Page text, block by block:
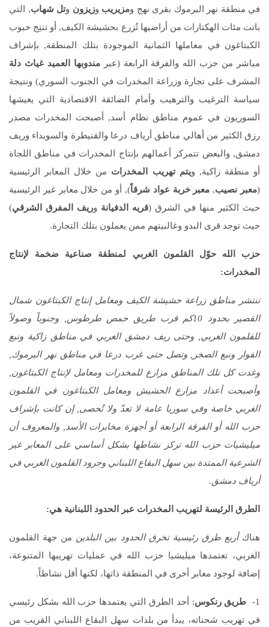
في منطقة نهر اليرموك بقرى نهج ومزيريب وزيزون وتل شهاب, التي
باتت مئات الهكتارات من أراضيها تُزرع بحشيشة الكيف, أو تنتِج حبوب
الكبتاغون في معاملها الثمانية الموجودة بتلك المنطقة, بإشراف
مباشر من حزب الله والفرقة الرابعة (عبرمندوبها العميد غياث دلة
المشرف على تجارة وزراعة المخدرات في الجنوب السوري) ونتيجة
سياسة الترغيب والترهيب وأمام الضائقة الاقتصادية التي يعيشها
السوريون في عموم مناطق نظام أسد, أصبحت المخدرات مصدر
رزق الكثير من أهالي مناطق أرياف درعا والقنيطرة والسويداء وريف
دمشق, والبعض تتمركز أعمالهم بإنتاج المخدرات في مناطق اللجاة
أو منطقة زاكية, ويتم تهريب المخدرات من خلال المعابر الرئيسية
(معبر نصيب, معبر خربة عواد شرقاً), أو من خلال معابر غير الرئيسية
حيث الكثير منها في الشرق (قريه الدفيانة وريف المفرق الشرقي)
حيث توجد قرى البدو وغالبيتهم ممن يعملون بتلك التجارة.
حزب الله حوّل القلمون الغربي لمنطقة صناعية ضخمة لإنتاج
المخدرات:
تنتشر مناطق زراعة حشيشة الكيف ومعامل إنتاج الكبتاغون شمال
القصير بحدود 10كم قرب طريق حمص طرطوس, وجنوباً وصولاً
للقلمون الغربي, وحتى ريف دمشق الغربي في مناطق زاكية ونبع
الفوار ونبع الصخر, وتصل حتى غرب درعا في مناطق نهر اليرموك,
وغدت كل تلك المناطق مزارع للمخدرات ومعامل لإنتاج الكبتاغون,
وأصبحت أعداد مزارع الحشيش ومعامل الكبتاغون في القلمون
الغربي خاصة وفي سوريا عامة لا تعدّ ولا تُحصى, إن كانت بإشراف
حزب الله أو الفرقة الرابعة أو أجهزة مخابرات الأسد, والمعروف أن
ميليشيات حزب الله تركز نشاطها بشكل أساسي على المعابر غير
الشرعية الممتدة بين سهل البقاع اللبناني وجرود القلمون الغربي في
أرياف دمشق.
الطرق الرئيسة لتهريب المخدرات عبر الحدود اللبنانية هي:
هناكأربع طرق رئيسية تخرق الحدود بين البلدين من جهة القلمون
الغربي، تعتمدها ميليشيا حزب الله في عمليات تهريبها المتنوعة،
إضافة لوجود معابر أخرى في المنطقة ذاتها، لكنها أقل نشاطاً.
1- طريق رنكوس: أحد الطرق التي يعتمدها حزب الله بشكل رئيسي
في تهريب شحناته، يبدأ من بلدات سهل البقاع اللبناني القريب من